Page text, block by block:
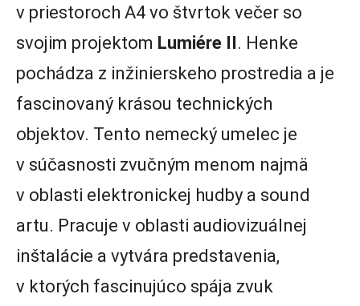
v priestoroch A4 vo štvrtok večer so
svojim projektom Lumiére II. Henke
pochádza z inžinierskeho prostredia a je
fascinovaný krásou technických
objektov. Tento nemecký umelec je
v súčasnosti zvučným menom najmä
v oblasti elektronickej hudby a sound
artu. Pracuje v oblasti audiovizuálnej
inštalácie a vytvára predstavenia,
v ktorých fascinujúco spája zvuk